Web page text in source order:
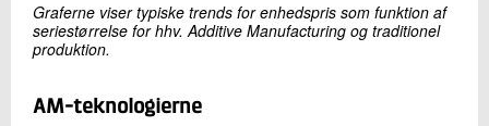
Graferne viser typiske trends for enhedspris som funktion af
seriestørrelse for hhv. Additive Manufacturing og traditionel
produktion.
AM-teknologierne